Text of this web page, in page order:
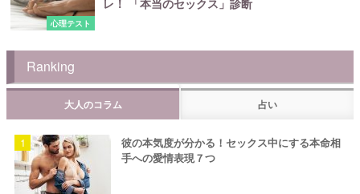
心理テスト
レ！ 「本当のセックス」診断
Ranking
大人のコラム 占い
彼の本気度が分かる！セックス中にする本命相
手への愛情表現７つ